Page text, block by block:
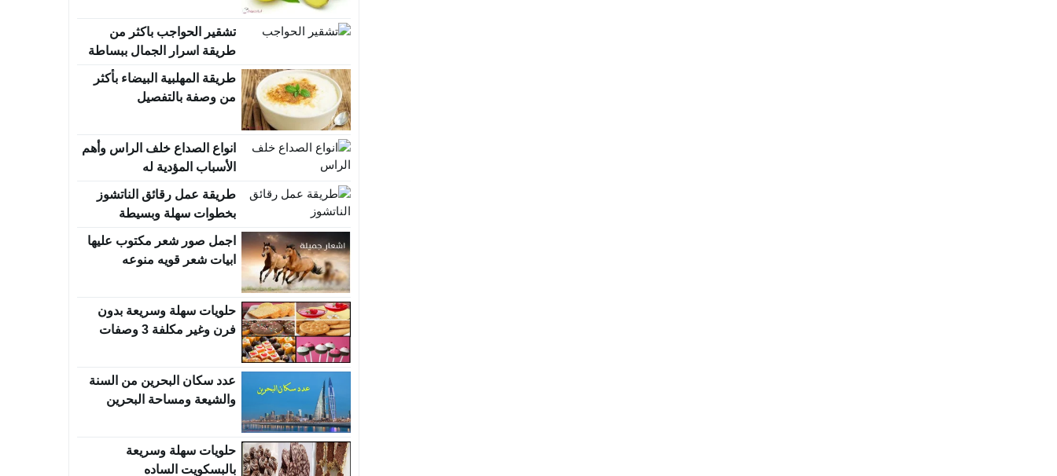
تشقير الحواجب باكثر من
طريقة اسرار الجمال ببساطة
طريقة المهلبية البيضاء بأكثر
من وصفة بالتفصيل
انواع الصداع خلف الراس وأهم
الأسباب المؤدية له
طريقة عمل رقائق الناتشوز
بخطوات سهلة وبسيطة
اجمل صور شعر مكتوب عليها
ابيات شعر قويه منوعه
حلويات سهلة وسريعة بدون
فرن وغير مكلفة 3 وصفات
عدد سكان البحرين من السنة
والشيعة ومساحة البحرين
حلويات سهلة وسريعة
بالبسكويت الساده